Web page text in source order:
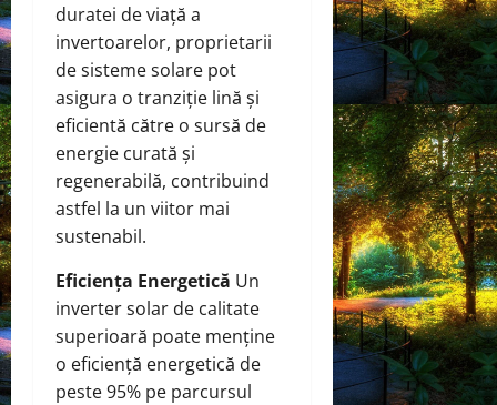
duratei de viață a
invertoarelor, proprietarii
de sisteme solare pot
asigura o tranziție lină și
eficientă către o sursă de
energie curată și
regenerabilă, contribuind
astfel la un viitor mai
sustenabil.
Eficiența Energetică Un
inverter solar de calitate
superioară poate menține
o eficiență energetică de
peste 95% pe parcursul